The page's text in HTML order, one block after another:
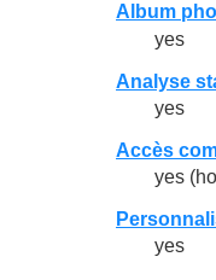
Album
yes
Analyse
yes
Accès
yes
yes